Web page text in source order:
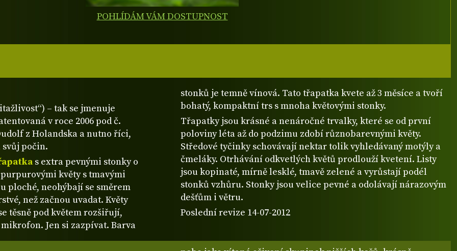
– tak se jmenuje
v roce 2006 pod č.
z Holandska a nutno říci,
svůj počin.
s extra pevnými stonky o
květy s tmavými
ploché, neohýbají se směrem
než začnou uvadat. Květy
těsně pod květem rozšiřují,
Jen si zazpívat. Barva
stonků je temně vínová. Tato třapatka kvete až 3 měsíce a tvoří
bohatý, kompaktní trs s mnoha květovými stonky.
Třapatky jsou krásné a nenáročné trvalky, které se od první
poloviny léta až do podzimu zdobí různobarevnými květy.
Středové tyčinky schovávají nektar tolik vyhledávaný motýly a
čmeláky. Otrhávání odkvetlých květů prodlouží kvetení. Listy
jsou kopinaté, mírně lesklé, tmavě zelené a vyrůstají podél
stonků vzhůru. Stonky jsou velice pevné a odolávají nárazovým
dešťům i větru.
Poslední revize 14-07-2012
POHLÍDÁM VÁM DOSTUPNOST